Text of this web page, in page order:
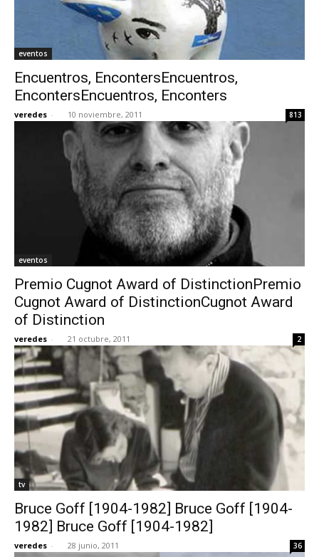
eventos
Encuentros, EncontersEncuentros,
EncontersEncuentros, Enconters
veredes - 10 noviembre, 2011 813
eventos
Premio Cugnot Award of DistinctionPremio
Cugnot Award of DistinctionCugnot Award
of Distinction
veredes - 21 octubre, 2011 2
tv
Bruce Goff [1904-1982] Bruce Goff [1904-
1982] Bruce Goff [1904-1982]
veredes - 28 junio, 2011 36